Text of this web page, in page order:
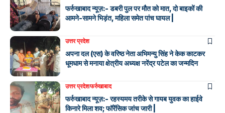
फर्रुखाबाद न्यूज़:- डबरी पुल पर मौत को मात, दो बाइकों की
आमने-सामने भिड़ंत, महिला समेत पांच घायल |
उत्तर प्रदेश
अपना दल (एस) के वरिष्ठ नेता अभिमन्यु सिंह ने केक काटकर
धूमधाम से मनाया क्षेत्रीय अध्यक्ष नरेंद्र पटेल का जन्मदिन
उत्तर प्रदेशफर्रुखाबाद
फर्रुखाबाद न्यूज़:- रहस्यमय तरीके से गायब युवक का हाईवे
किनारे मिला शव; फॉरेंसिक जांच जारी |